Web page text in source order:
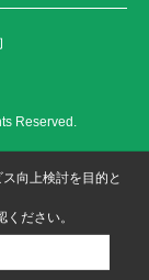
Reserved.
向上検討を目的と
ください。